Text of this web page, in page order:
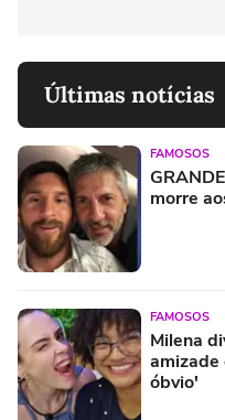
Últimas notícias
FAMOSOS
morre
FAMOSOS
Milena
amizade
óbvio'